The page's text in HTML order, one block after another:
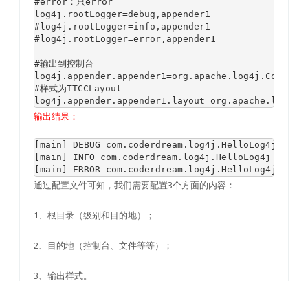
log4j.rootLogger=debug,appender1
#log4j.rootLogger=info,appender1
#log4j.rootLogger=error,appender1
#输出到控制台
#样式为TTCCLayout
输出结果：
[main] DEBUG com.coderdream.log4j.HelloLog4j -
[main] INFO com.coderdream.log4j.HelloLog4j -
[main] ERROR com.coderdream.log4j.HelloLog4j -
通过配置文件可知，我们需要配置3个方面的内容：
1、根目录（级别和目的地）；
2、目的地（控制台、文件等等）；
3、输出样式。